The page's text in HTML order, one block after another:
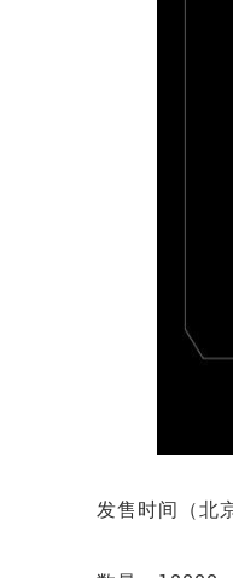
发售时间（北